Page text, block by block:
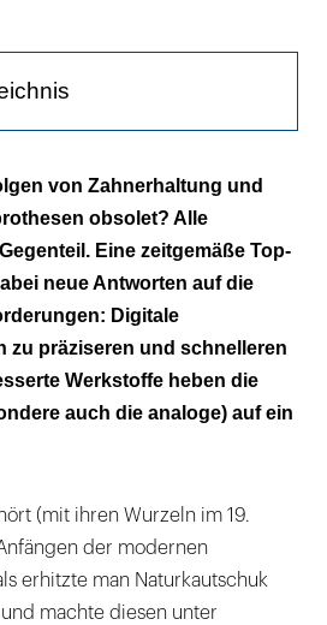
an digitalen Systemen ist
ohne Wachs, am Monitor statt
von Zahnerhaltung und
obsolet? Alle
Eine zeitgemäße Top-
neue Antworten auf die
Digitale
zu präziseren und schnelleren
Werkstoffe heben die
auch die analoge) auf ein
(mit ihren Wurzeln im 19.
der modernen
erhitzte man Naturkautschuk
machte diesen unter